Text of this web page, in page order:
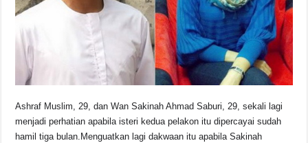
o
p
k
Ashraf Muslim, 29, dan Wan Sakinah Ahmad Saburi, 29, sekali lagi
menjadi perhatian apabila isteri kedua pelakon itu dipercayai sudah
hamil tiga bulan.Menguatkan lagi dakwaan itu apabila Sakinah